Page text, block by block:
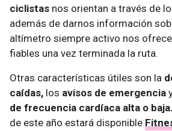
ciclistas nos orientan a través de
además de darnos información
altímetro siempre activo nos
fiables una vez terminada la ruta.
Otras características útiles son la
caídas, los avisos de emergencia
de frecuencia cardíaca alta o baja.
de este año estará disponible